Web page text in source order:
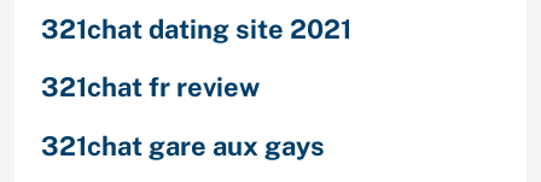
321chat dating site 2021
321chat fr review
321chat gare aux gays